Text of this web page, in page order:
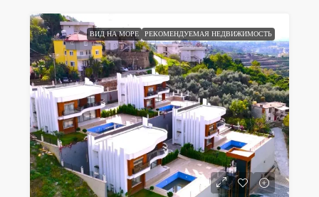
ВИД НА МОРЕ РЕКОМЕНДУЕМАЯ НЕДВИЖИМОСТЬ